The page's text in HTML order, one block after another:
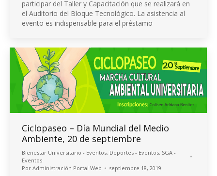
participar del Taller y Capacitación que se realizará en
el Auditorio del Bloque Tecnológico. La asistencia al
evento es indispensable para el préstamo
Ciclopaseo – Día Mundial del Medio
Ambiente, 20 de septiembre
Bienestar Universitario - Eventos, Deportes - Eventos, SGA -
Eventos
Por Administración Portal Web septiembre 18, 2019